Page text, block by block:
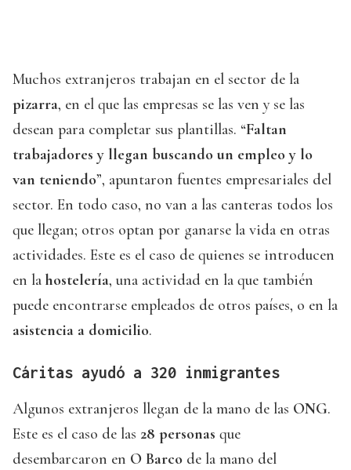
Muchos extranjeros trabajan en el sector de la
pizarra, en el que las empresas se las ven y se las
desean para completar sus plantillas. “Faltan
trabajadores y llegan buscando un empleo y lo
van teniendo”, apuntaron fuentes empresariales del
sector. En todo caso, no van a las canteras todos los
que llegan; otros optan por ganarse la vida en otras
actividades. Este es el caso de quienes se introducen
en la hostelería, una actividad en la que también
puede encontrarse empleados de otros países, o en la
asistencia a domicilio.
Cáritas ayudó a 320 inmigrantes
Algunos extranjeros llegan de la mano de las ONG.
Este es el caso de las 28 personas que
desembarcaron en O Barco de la mano del